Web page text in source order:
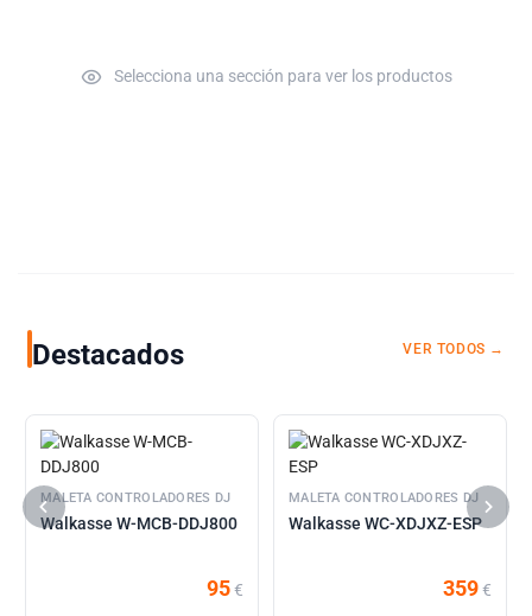
Selecciona una sección para ver los productos
Destacados VER TODOS →
MALETA CONTROLADORES DJ
Walkasse W-MCB-DDJ800
95€
MALETA CONTROLADORES DJ
Walkasse WC-XDJXZ-ESP
359€